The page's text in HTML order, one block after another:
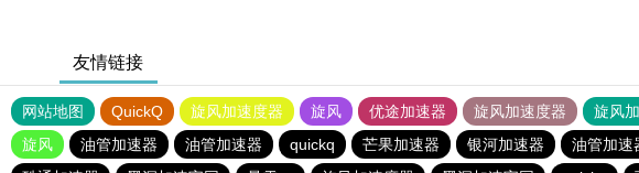
友情链接
网站地图 QuickQ 旋风加速度器 旋风 优途加速器 旋风加速度器 旋风
旋风
油管加速器 油管加速器 quickq 芒果加速器 银河加速器 油管加速